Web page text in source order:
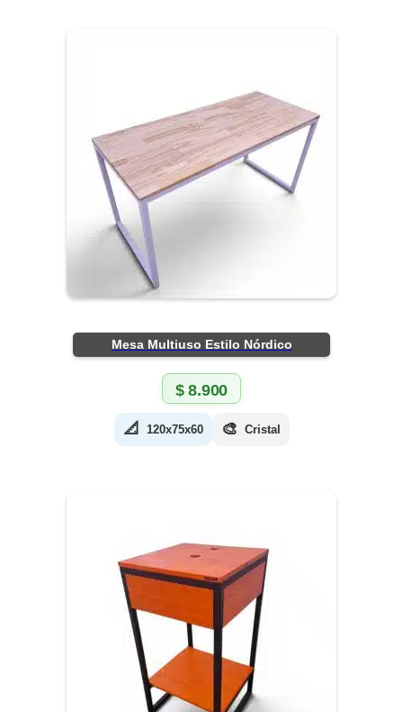
Mesa Multiuso Estilo Nórdico
$8.900
📐 120x75x60 🎨 Cristal